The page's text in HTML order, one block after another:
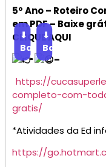
5º Ano – Roteiro
em PDF – Baixe
CLIQUE AQUI
⬇
Baixar
⬇
Baixar
–
https://
completo-com-
gratis/
*Atividades da Ed
https://